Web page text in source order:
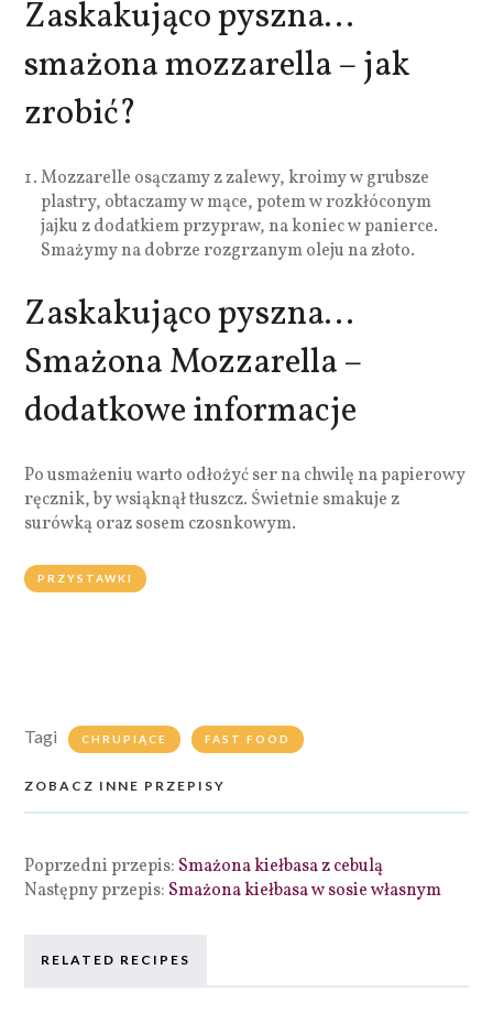
Zaskakująco pyszna…
smażona mozzarella – jak
zrobić?
Mozzarelle osączamy z zalewy, kroimy w grubsze
plastry, obtaczamy w mące, potem w rozkłóconym
jajku z dodatkiem przypraw, na koniec w panierce.
Smażymy na dobrze rozgrzanym oleju na złoto.
Zaskakująco pyszna…
Smażona Mozzarella –
dodatkowe informacje
Po usmażeniu warto odłożyć ser na chwilę na papierowy
ręcznik, by wsiąknął tłuszcz. Świetnie smakuje z
surówką oraz sosem czosnkowym.
PRZYSTAWKI
Tagi CHRUPIĄCE FAST FOOD
ZOBACZ INNE PRZEPISY
Poprzedni przepis: Smażona kiełbasa z cebulą
Następny przepis: Smażona kiełbasa w sosie własnym
RELATED RECIPES